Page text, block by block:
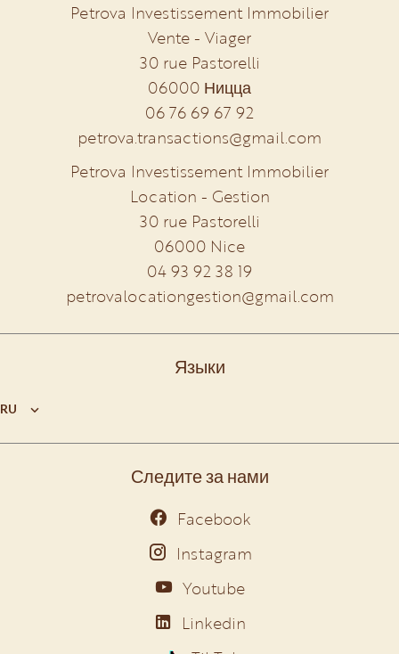
Petrova Investissement Immobilier
Vente - Viager
30 rue Pastorelli
06000 Ницца
06 76 69 67 92
petrova.transactions@gmail.com
Petrova Investissement Immobilier
Location - Gestion
30 rue Pastorelli
06000 Nice
04 93 92 38 19
petrovalocationgestion@gmail.com
Языки
RU
Следите за нами
Facebook
Instagram
Youtube
Linkedin